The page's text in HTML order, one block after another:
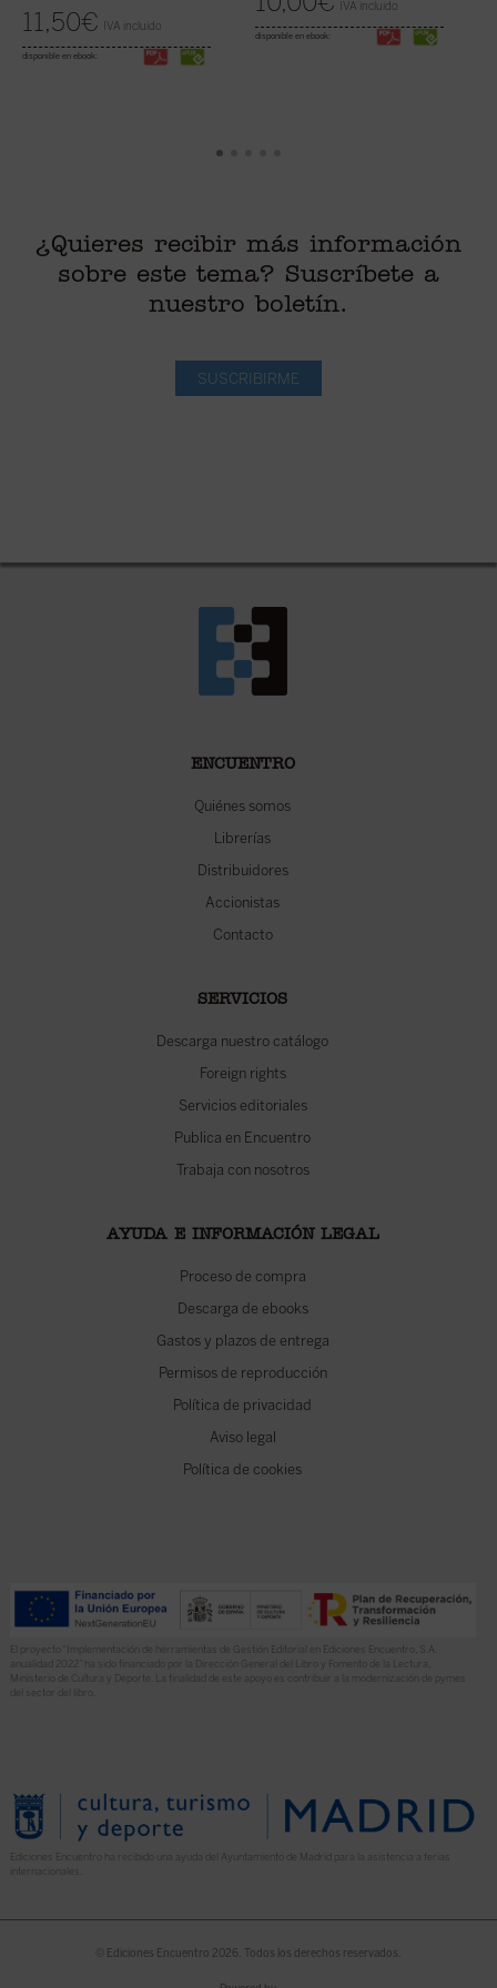
11,50€ IVA incluido
disponible en ebook:
IVA incluido
disponible en ebook:
¿Quieres recibir más información
sobre este tema? Suscríbete a
nuestro boletín.
SUSCRIBIRME
ENCUENTRO
Quiénes somos
Librerías
Distribuidores
Accionistas
Contacto
SERVICIOS
Descarga nuestro catálogo
Foreign rights
Servicios editoriales
Publica en Encuentro
Trabaja con nosotros
AYUDA E INFORMACIÓN LEGAL
Proceso de compra
Descarga de ebooks
Gastos y plazos de entrega
Permisos de reproducción
Política de privacidad
Aviso legal
Política de cookies
El proyecto “Implementación de herramientas de Gestión Editorial en Ediciones Encuentro, S.A.
anualidad 2022” ha sido financiado por la Dirección General del Libro y Fomento de la Lectura,
Ministerio de Cultura y Deporte. La finalidad de este apoyo es contribuir a la modernización de pymes
del sector del libro.
Ediciones Encuentro ha recibido una ayuda del Ayuntamiento de Madrid para la asistencia a ferias
© Ediciones Encuentro 2026. Todos los derechos reservados.